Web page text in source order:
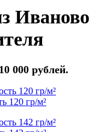
Иваново
000 рублей.
120 гр/м²